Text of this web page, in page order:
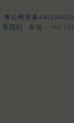
粤公网安备
系我们
客服：+86